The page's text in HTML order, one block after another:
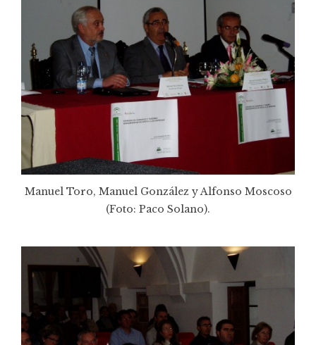
Manuel Toro, Manuel González y Alfonso Moscoso
(Foto: Paco Solano).